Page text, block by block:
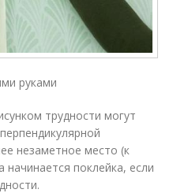
руками
трудности могут
незаметное место (к
поклейка, если